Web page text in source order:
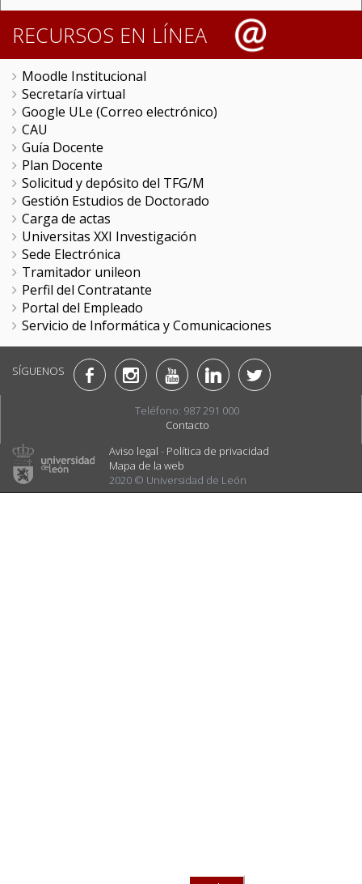
RECURSOS EN LÍNEA
Moodle Institucional
Secretaría virtual
Google ULe (Correo electrónico)
CAU
Guía Docente
Plan Docente
Solicitud y depósito del TFG/M
Gestión Estudios de Doctorado
Carga de actas
Universitas XXI Investigación
Sede Electrónica
Tramitador unileon
Perfil del Contratante
Portal del Empleado
Servicio de Informática y Comunicaciones
SÍGUENOS
Teléfono: 987 291 000
Contacto
Aviso legal - Política de privacidad
Mapa de la web
2020 © Universidad de León